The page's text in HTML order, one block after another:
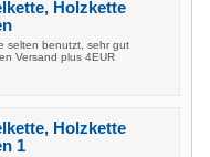
Holzkette
selten benutzt, sehr gut
Versand plus 4EUR
Holzkette
1